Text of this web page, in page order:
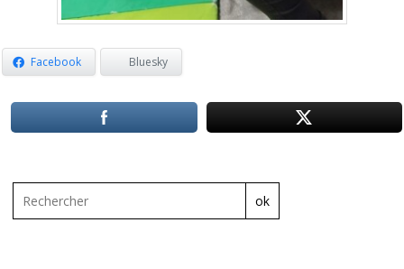
Facebook Bluesky
ok